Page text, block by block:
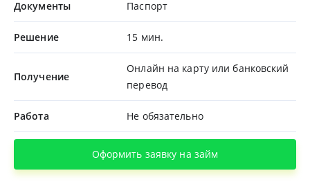
Документы Паспорт
Решение 15 мин.
Получение
Онлайн на карту или банковский
перевод
Работа Не обязательно
Оформить заявку на займ